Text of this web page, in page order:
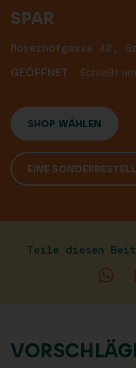
SPAR
Moserhofgasse 42,
GEÖFFNET
Schließt
SHOP WÄHLEN
EINE
Teile diesen